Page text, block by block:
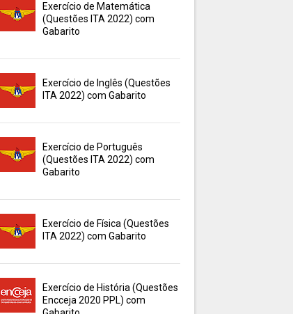
Exercício de Matemática
(Questões ITA 2022) com
Gabarito
Exercício de Inglês (Questões
ITA 2022) com Gabarito
Exercício de Português
(Questões ITA 2022) com
Gabarito
Exercício de Física (Questões
ITA 2022) com Gabarito
Exercício de História (Questões
Encceja 2020 PPL) com